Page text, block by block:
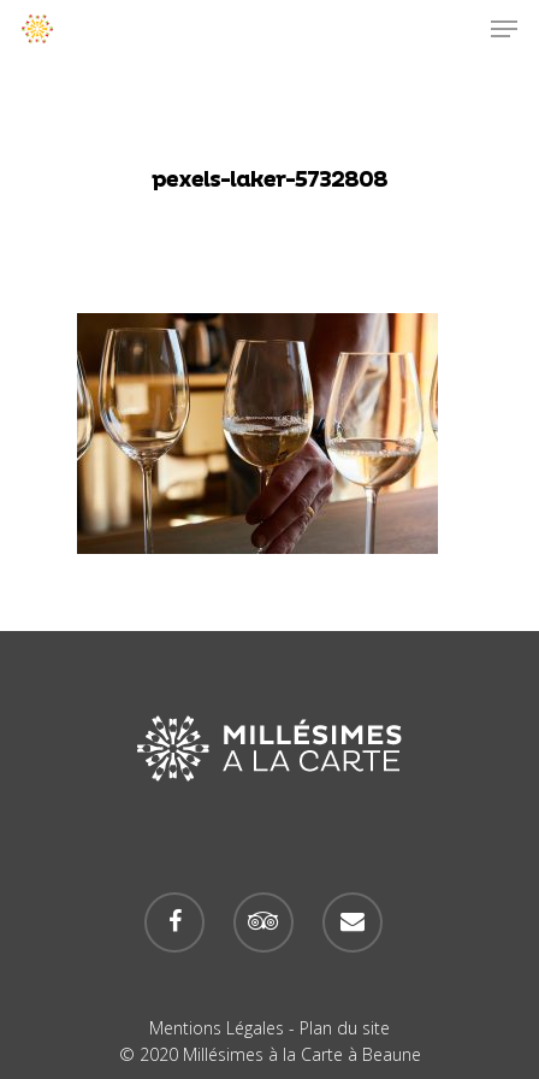
pexels-laker-5732808
Mentions Légales - Plan du site
© 2020 Millésimes à la Carte à Beaune